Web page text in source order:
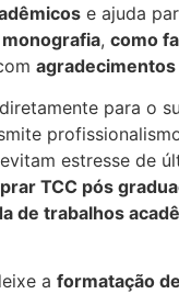
e ajuda
, como
agradecimentos
para o
evitam estresse de
TCC pós
de trabalhos
a formatação